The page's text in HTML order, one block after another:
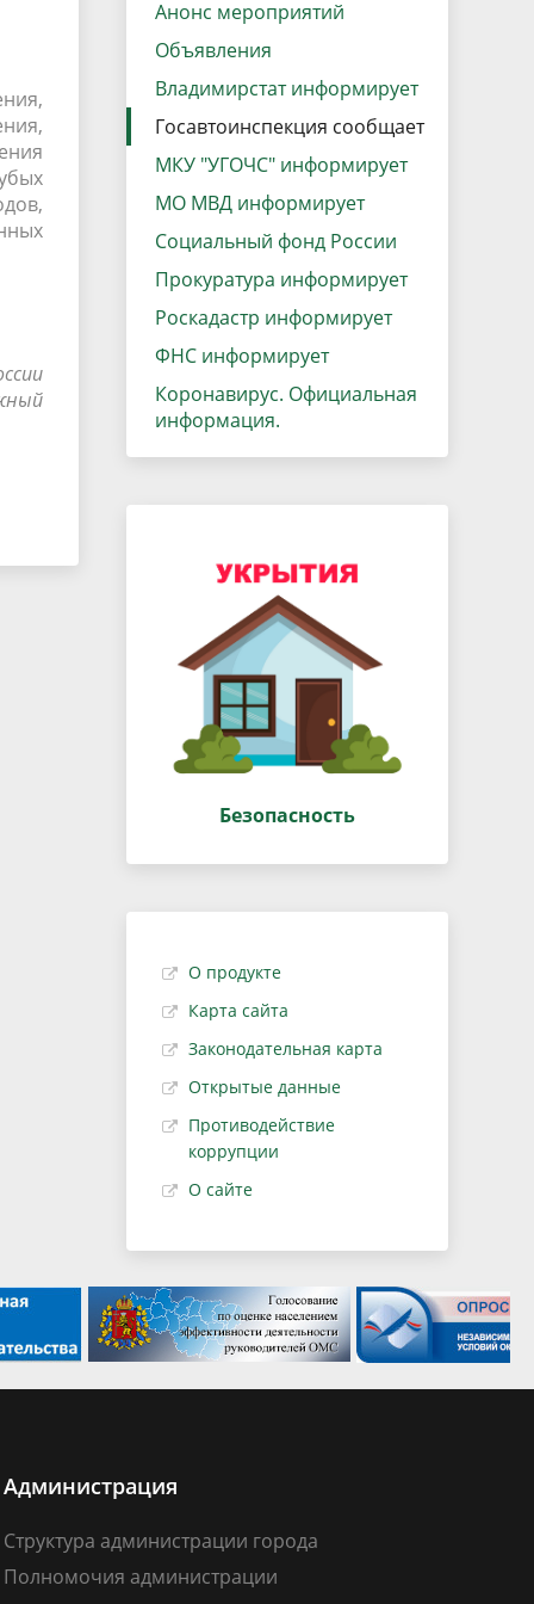
Городская среда
Региональный контроль
Поддержка малого и среднего
предпринимательства
Анонс мероприятий
Объявления
Владимирстат информирует
Госавтоинспекция сообщает
МКУ "УГОЧС" информирует
МО МВД информирует
Социальный фонд России
Прокуратура информирует
Роскадастр информирует
ФНС информирует
Коронавирус. Официальная
информация.
Безопасность
О продукте
Карта сайта
Законодательная карта
Открытые данные
Противодействие
коррупции
О сайте
Администрация
Структура администрации города
Полномочия администрации